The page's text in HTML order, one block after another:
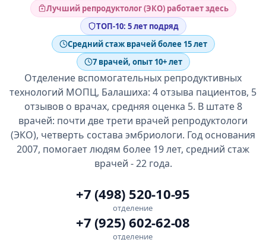
Лучший репродуктолог (ЭКО) работает здесь
ТОП-10: 5 лет подряд
Средний стаж врачей более 15 лет
7 врачей, опыт 10+ лет
Отделение вспомогательных репродуктивных
технологий МОПЦ, Балашиха: 4 отзыва пациентов, 5
отзывов о врачах, средняя оценка 5. В штате 8
врачей: почти две трети врачей репродуктологи
(ЭКО), четверть состава эмбриологи. Год основания
2007, помогает людям более 19 лет, средний стаж
врачей - 22 года.
+7 (498) 520-10-95
отделение
+7 (925) 602-62-08
отделение